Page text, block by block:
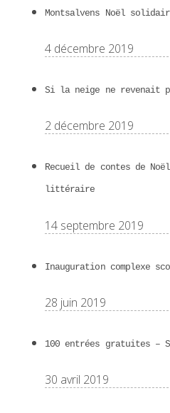
Montsalvens Noël
4 décembre 2019
Si la neige ne revenait
2 décembre 2019
Recueil de contes de
littéraire
14 septembre 2019
Inauguration complexe
28 juin 2019
100 entrées gratuites –
30 avril 2019